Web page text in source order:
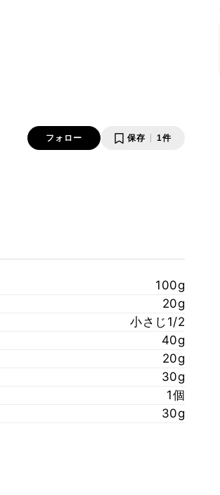
フォロー 保存 1件
100g
20g
小さじ1/2
40g
20g
30g
1個
30g